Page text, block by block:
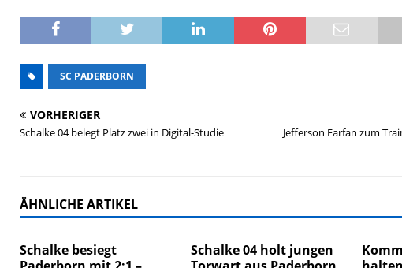
SC PADERBORN
VORHERIGER
Schalke 04 belegt Platz zwei in Digital-Studie
Jefferson Farfan zum
ÄHNLICHE ARTIKEL
Schalke besiegt
Schalke 04 holt jungen